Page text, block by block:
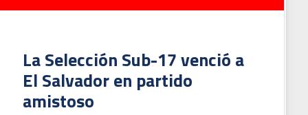
La Selección Sub-17 venció a
El Salvador en partido
amistoso